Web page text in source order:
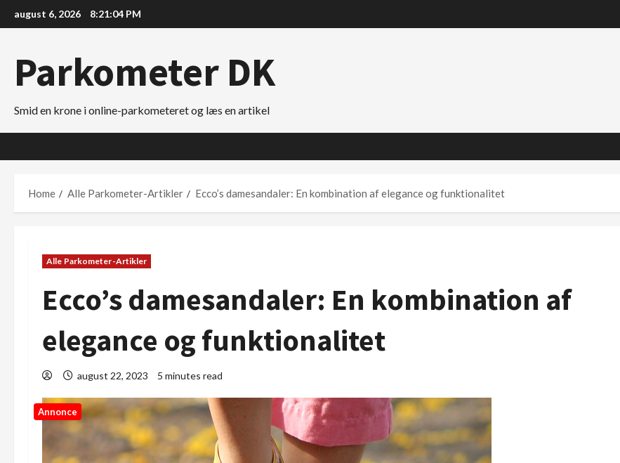
to
august 6, 2026 8:21:05 PM
Parkometer DK
Smid en krone i online-parkometeret og læs en artikel
Home Alle Parkometer-Artikler Ecco’s damesandaler: En kombination af elegance og funktionalitet
Alle Parkometer-Artikler
Ecco’s damesandaler: En kombination af
elegance og funktionalitet
august 22, 2023 5 minutes read
Annonce